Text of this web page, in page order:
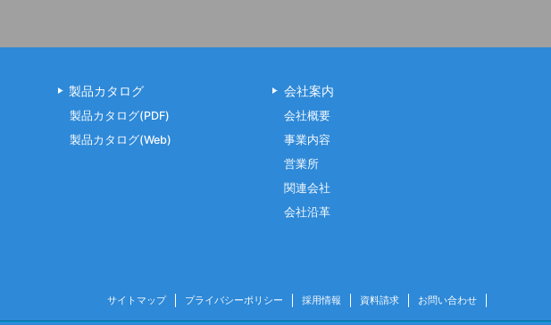
製品カタログ
製品カタログ(PDF)
製品カタログ(Web)
会社案内
会社概要
事業内容
営業所
関連会社
会社沿革
サイトマップ プライバシーポリシー 採用情報 資料請求 お問い合わせ